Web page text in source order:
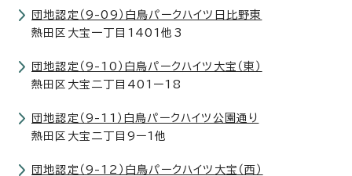
団地認定（9-09）白鳥パークハイツ日比野東
熱田区大宝一丁目1401他3
団地認定（9-10）白鳥パークハイツ大宝（東）
熱田区大宝二丁目401ー18
団地認定（9-11）白鳥パークハイツ公園通り
熱田区大宝二丁目9ー1他
団地認定（9-12）白鳥パークハイツ大宝（西）